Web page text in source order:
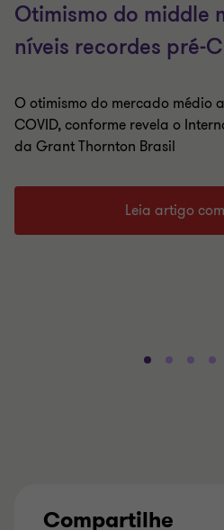
Otimismo do middle
níveis recordes pré-
O otimismo do mercado médio
COVID, conforme revela o
da Grant Thornton Brasil
Leia artigo
Compartilhe